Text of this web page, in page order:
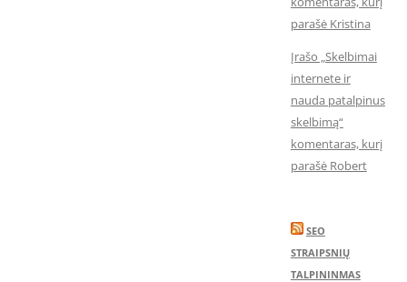
parašė Kristina
Įrašo „Skelbimai
internete ir
nauda patalpinus
skelbimą“
komentaras, kurį
parašė Robert
SEO
STRAIPSNIŲ
TALPININMAS